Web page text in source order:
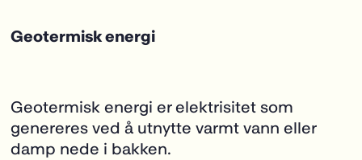
Geotermisk energi
Geotermisk energi er elektrisitet som
genereres ved å utnytte varmt vann eller
damp nede i bakken.